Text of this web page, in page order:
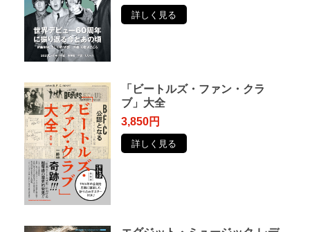
詳しく見る
「ビートルズ・ファン・クラ
ブ」大全
3,850円
詳しく見る